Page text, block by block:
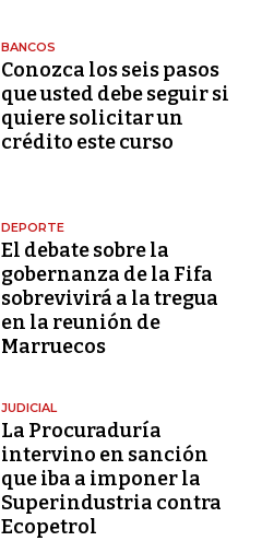
BANCOS
Conozca los seis pasos
que usted debe seguir si
quiere solicitar un
crédito este curso
DEPORTE
El debate sobre la
gobernanza de la Fifa
sobrevivirá a la tregua
en la reunión de
Marruecos
JUDICIAL
La Procuraduría
intervino en sanción
que iba a imponer la
Superindustria contra
Ecopetrol